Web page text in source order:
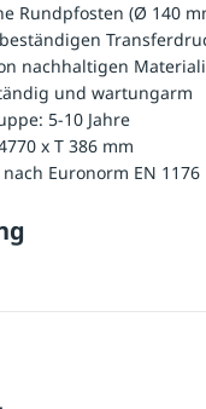
Rundpfosten (Ø 140
nachhaltigen
und wartungarm
5-10 Jahre
x T 386 mm
Euronorm EN 1176